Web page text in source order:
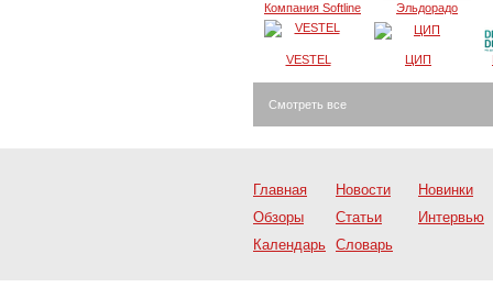
Компания Softline Эльдорадо
VESTEL ЦИП
Смотреть все
Главная Новости
Новинки
Обзоры
Статьи
Интервью
Календарь Словарь